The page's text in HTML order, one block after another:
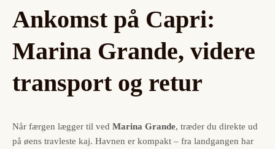
Ankomst på Capri:
Marina Grande, videre
transport og retur
Når færgen lægger til ved Marina Grande, træder du direkte ud
på øens travleste kaj. Havnen er kompakt – fra landgangen har